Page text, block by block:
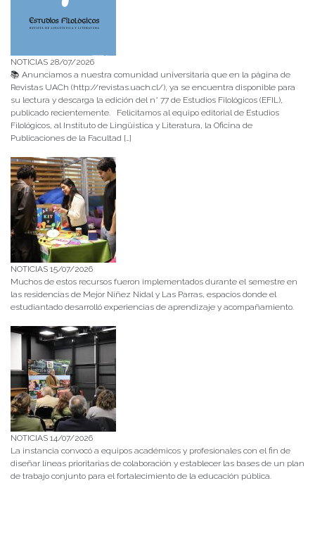
NOTICIAS 28/07/2026
📚 Anunciamos a nuestra comunidad universitaria que en la página de
Revistas UACh (http://revistas.uach.cl/), ya se encuentra disponible para
su lectura y descarga la edición del n° 77 de Estudios Filológicos (EFIL),
publicado recientemente. Felicitamos al equipo editorial de Estudios
Filológicos, al Instituto de Lingüística y Literatura, la Oficina de
Publicaciones de la Facultad […]
NOTICIAS 15/07/2026
Muchos de estos recursos fueron implementados durante el semestre en
las residencias de Mejor Niñez Nidal y Las Parras, espacios donde el
estudiantado desarrolló experiencias de aprendizaje y acompañamiento.
NOTICIAS 14/07/2026
La instancia convocó a equipos académicos y profesionales con el fin de
diseñar líneas prioritarias de colaboración y establecer las bases de un plan
de trabajo conjunto para el fortalecimiento de la educación pública.